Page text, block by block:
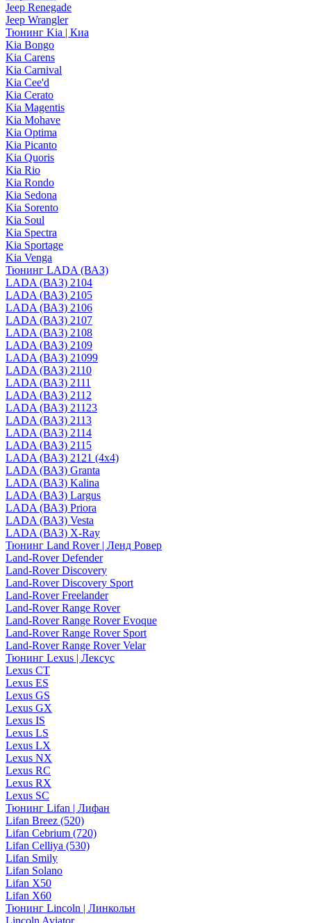
Jeep Renegade
Jeep Wrangler
Тюнинг Kia | Киа
Kia Bongo
Kia Carens
Kia Carnival
Kia Cee'd
Kia Cerato
Kia Magentis
Kia Mohave
Kia Optima
Kia Picanto
Kia Quoris
Kia Rio
Kia Rondo
Kia Sedona
Kia Sorento
Kia Soul
Kia Spectra
Kia Sportage
Kia Venga
Тюнинг LADA (ВАЗ)
LADA (ВАЗ) 2104
LADA (ВАЗ) 2105
LADA (ВАЗ) 2106
LADA (ВАЗ) 2107
LADA (ВАЗ) 2108
LADA (ВАЗ) 2109
LADA (ВАЗ) 21099
LADA (ВАЗ) 2110
LADA (ВАЗ) 2111
LADA (ВАЗ) 2112
LADA (ВАЗ) 21123
LADA (ВАЗ) 2113
LADA (ВАЗ) 2114
LADA (ВАЗ) 2115
LADA (ВАЗ) 2121 (4x4)
LADA (ВАЗ) Granta
LADA (ВАЗ) Kalina
LADA (ВАЗ) Largus
LADA (ВАЗ) Priora
LADA (ВАЗ) Vesta
LADA (ВАЗ) X-Ray
Тюнинг Land Rover | Ленд Ровер
Land-Rover Defender
Land-Rover Discovery
Land-Rover Discovery Sport
Land-Rover Freelander
Land-Rover Range Rover
Land-Rover Range Rover Evoque
Land-Rover Range Rover Sport
Land-Rover Range Rover Velar
Тюнинг Lexus | Лексус
Lexus CT
Lexus ES
Lexus GS
Lexus GX
Lexus IS
Lexus LS
Lexus LX
Lexus NX
Lexus RC
Lexus RX
Lexus SC
Тюнинг Lifan | Лифан
Lifan Breez (520)
Lifan Cebrium (720)
Lifan Celliya (530)
Lifan Smily
Lifan Solano
Lifan X50
Lifan X60
Тюнинг Lincoln | Линкольн
Lincoln Aviator